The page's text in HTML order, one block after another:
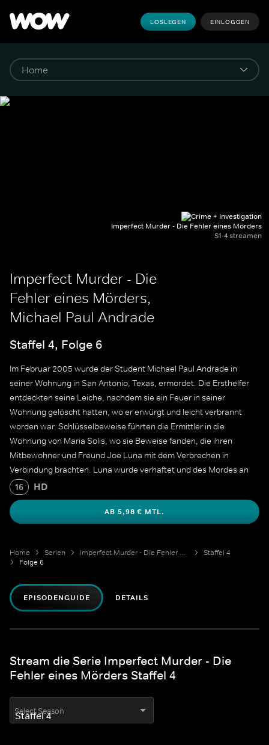
LOSLEGEN EINLOGGEN
Imperfect Murder - Die Fehler eines Mörders
S1-4 streamen
Imperfect Murder - Die
Fehler eines Mörders,
Michael Paul Andrade
Staffel 4, Folge 6
Im Februar 2005 wurde der Student Michael Paul Andrade in
seiner Wohnung in San Antonio, Texas, ermordet. Die Ersthelfer
entdeckten seine Leiche, nachdem sie ein Feuer in seiner
Wohnung gelöscht hatten, wo er erwürgt und leicht verbrannt
worden war. Schlüsselbeweise führten die Ermittler in die
Wohnung von Maria Solis, wo sie Beweise fanden, die ihren
Mitbewohner und Freund Joe Luna mit dem Verbrechen in
Verbindung brachten. Luna wurde verhaftet und des Mordes an
Michael angeklagt. Während des Prozesses im März 2006 legte
Luna ein Geständnis ab. Er wurde am 26. April 2006 zum Tode
verurteilt.
16 HD
AB 5,98 € MTL.
Home Serien Imperfect Murder - Die Fehler eines Mörders
Staffel 4
Folge 6
EPISODENGUIDE DETAILS
Stream die Serie Imperfect Murder - Die
Fehler eines Mörders Staffel 4
Select Season